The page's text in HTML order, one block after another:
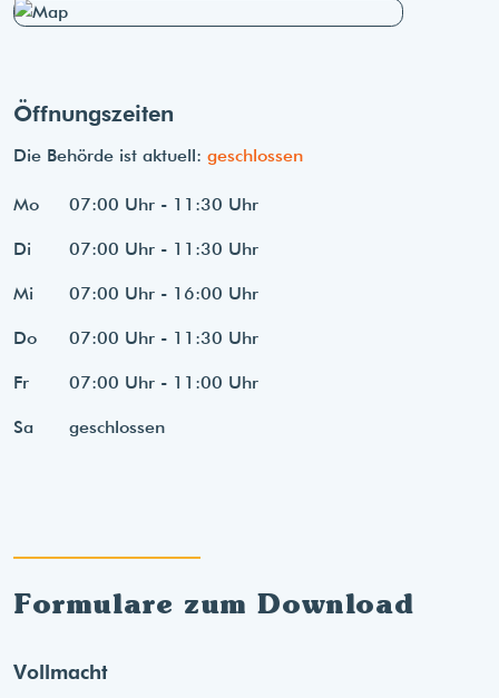
Öffnungszeiten
Die Behörde ist aktuell: geschlossen
Mo 07:00 Uhr - 11:30 Uhr
Di 07:00 Uhr - 11:30 Uhr
Mi 07:00 Uhr - 16:00 Uhr
Do 07:00 Uhr - 11:30 Uhr
Fr 07:00 Uhr - 11:00 Uhr
Sa geschlossen
Formulare zum Download
Vollmacht